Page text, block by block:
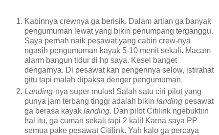
Kabinnya crewnya ga berisik. Dalam artian ga banyak
pengumuman lewat yang bikin penumpang terganggu.
Saya pernah naik pesawat yang cabin crew-nya
ngasih pengumuman kayak 5-10 menit sekali. Macam
alarm bangun tidur di hp saya. Kesel banget
dengarnya. Di pesawat kan pengennya selow, istirahat
gitu tapi malah dipaksa denger pengumuman.
Landing-nya super mulus! Salah satu ciri pilot yang
punya jam terbang tinggi adalah bikin landing pesawat
ga berasa kayak landing. Dan pilot Citilink ngebuktiin
hal itu, ga cuman sekali tapi 2 kali! Karna saya PP
semua pake pesawat Citilink. Yah kalo ga percaya